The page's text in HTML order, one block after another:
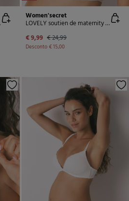
Women'secret
LOVELY soutien de maternity de algodão branco
€ 9,99 € 24,99
Desconto€ 15,00